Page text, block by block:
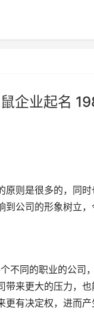
企业起名
则是很多的，同
公司的形象树立
不同的职业的公司
来更大的压力，
有决定权，进而产